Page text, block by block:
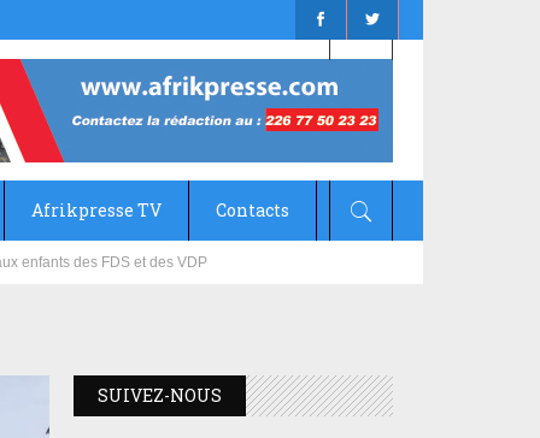
Afrikpresse TV Contacts
SUIVEZ-NOUS